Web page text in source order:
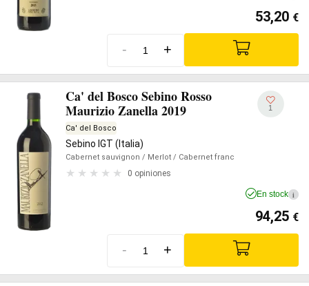
53,20 €
- +
Ca' del Bosco Sebino Rosso
Maurizio Zanella 2019
Ca' del Bosco
Sebino IGT (Italia)
Cabernet sauvignon / Merlot / Cabernet franc
0 opiniones
1
En stock i
94,25 €
- +